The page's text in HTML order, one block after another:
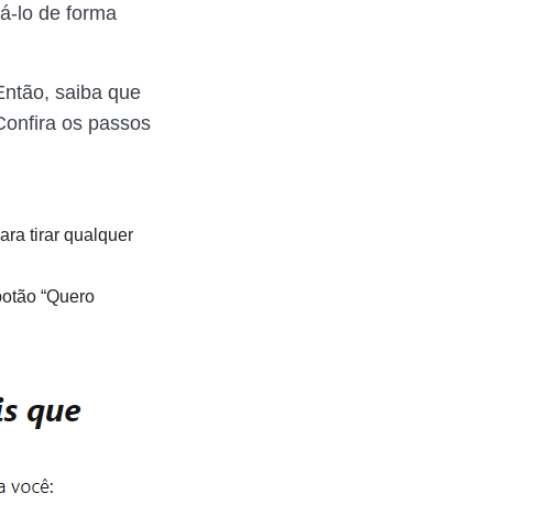
lo de forma
saiba que
os passos
tirar qualquer
“Quero